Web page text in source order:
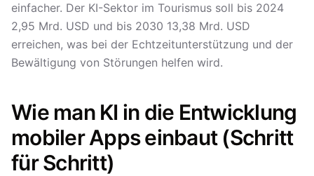
einfacher. Der KI-Sektor im Tourismus soll bis 2024
2,95 Mrd. USD und bis 2030 13,38 Mrd. USD
erreichen, was bei der Echtzeitunterstützung und der
Bewältigung von Störungen helfen wird.
Wie man KI in die Entwicklung
mobiler Apps einbaut (Schritt
für Schritt)